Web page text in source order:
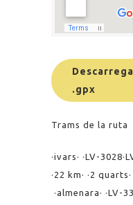
.gpx
Trams de la ruta
·ivars· ·LV-
·22 km· ·2
·almenara· ·LV-